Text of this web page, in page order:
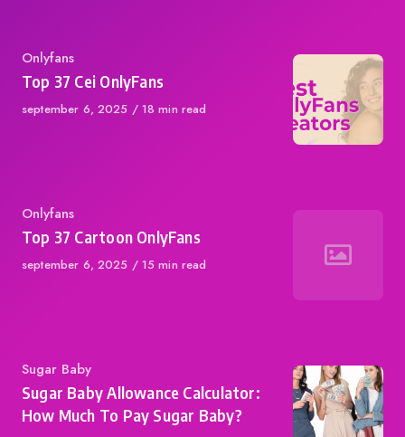
Category
Onlyfans
Top 37 Cei OnlyFans
Published
september 6, 2025 18 min read
Category
Onlyfans
Top 37 Cartoon OnlyFans
Published
september 6, 2025 15 min read
Category
Sugar Baby
Sugar Baby Allowance Calculator:
How Much To Pay Sugar Baby?